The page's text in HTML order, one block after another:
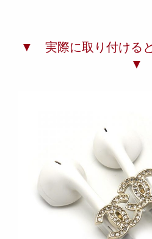
▼ 実際に取り付ける
▼